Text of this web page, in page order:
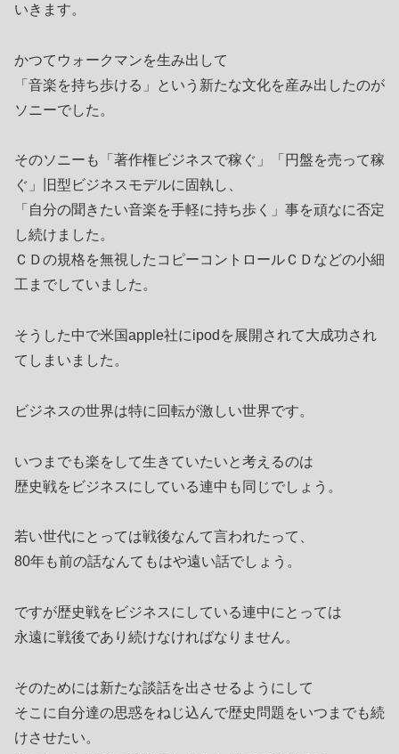
いきます。
かつてウォークマンを生み出して
「音楽を持ち歩ける」という新たな文化を産み出したのが
ソニーでした。
そのソニーも「著作権ビジネスで稼ぐ」「円盤を売って稼
ぐ」旧型ビジネスモデルに固執し、
「自分の聞きたい音楽を手軽に持ち歩く」事を頑なに否定
し続けました。
ＣＤの規格を無視したコピーコントロールＣＤなどの小細
工までしていました。
そうした中で米国apple社にipodを展開されて大成功され
てしまいました。
ビジネスの世界は特に回転が激しい世界です。
いつまでも楽をして生きていたいと考えるのは
歴史戦をビジネスにしている連中も同じでしょう。
若い世代にとっては戦後なんて言われたって、
80年も前の話なんてもはや遠い話でしょう。
ですが歴史戦をビジネスにしている連中にとっては
永遠に戦後であり続けなければなりません。
そのためには新たな談話を出させるようにして
そこに自分達の思惑をねじ込んで歴史問題をいつまでも続
けさせたい。